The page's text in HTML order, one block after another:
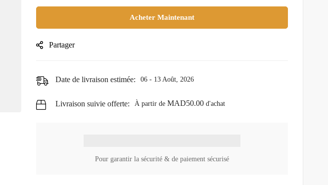
Acheter Maintenant
Partager
Date de livraison estimée: 06 - 13 Août, 2026
Livraison suivie offerte: À partir de MAD50.00 d'achat
Pour garantir la sécurité & de paiement sécurisé